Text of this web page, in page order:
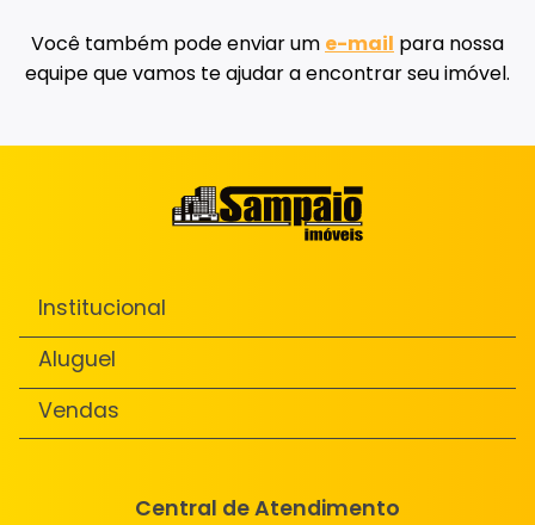
Você também pode enviar um e-mail para nossa
equipe que vamos te ajudar a encontrar seu imóvel.
Institucional
Aluguel
Vendas
Central de Atendimento